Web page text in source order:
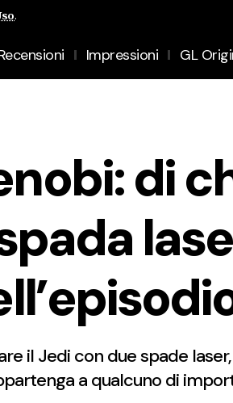
.
Impressioni GL
di
il Jedi con due spade
a qualcuno di